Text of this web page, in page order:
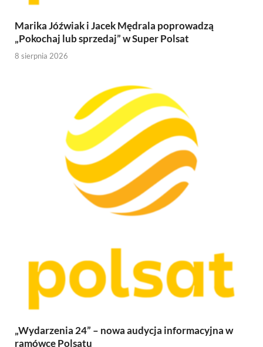
Marika Jóźwiak i Jacek Mędrala poprowadzą
„Pokochaj lub sprzedaj” w Super Polsat
8 sierpnia 2026
„Wydarzenia 24” – nowa audycja informacyjna w
ramówce Polsatu